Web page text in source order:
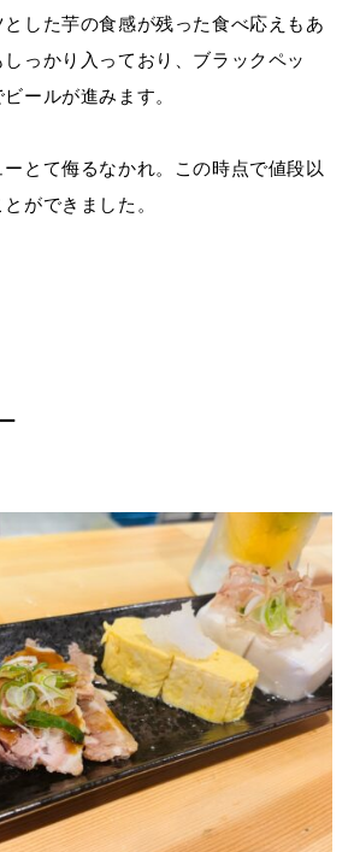
した芋の食感が残った食べ応えもあ
っかり入っており、ブラックペッ
ールが進みます。
とて侮るなかれ。この時点で値段以
ができました。